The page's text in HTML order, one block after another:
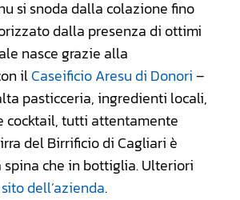
si snoda dalla colazione fino
dalla presenza di ottimi
nasce grazie alla
ilCaseificio Aresu di Donori–
pasticceria, ingredienti locali,
cocktail, tutti attentamente
del Birrificio di Cagliari è
spina che in bottiglia. Ulteriori
sito dell’azienda.